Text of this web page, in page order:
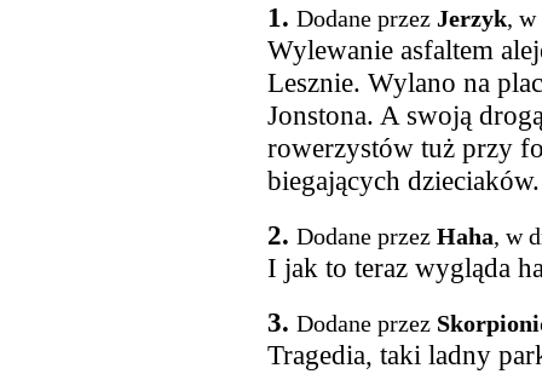
1. Dodane przez Jerzyk, w
Wylewanie asfaltem
Lesznie. Wylano na
Jonstona. A swoją
rowerzystów tuż przy
biegających
2. Dodane przez Haha, w
I jak to teraz wygląda
3. Dodane przez
Tragedia, taki ladny